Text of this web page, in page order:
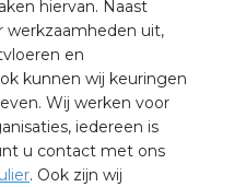
hiervan. Naast
werkzaamheden uit,
en
kunnen wij keuringen
Wij werken voor
iedereen is
u contact met ons
. Ook zijn wij